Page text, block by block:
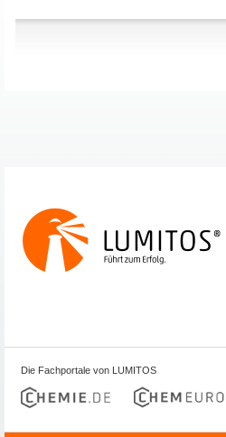
Die Fachportale von LUMITOS